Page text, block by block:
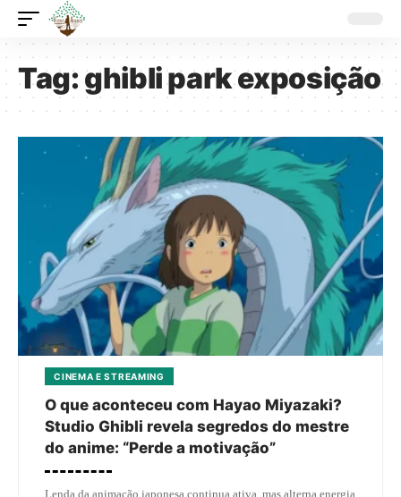
Tag:ghibli park exposição
CINEMA E STREAMING
O que aconteceu com Hayao Miyazaki?
Studio Ghibli revela segredos do mestre
do anime: “Perde a motivação”
Lenda da animação japonesa continua ativa, mas alterna energia